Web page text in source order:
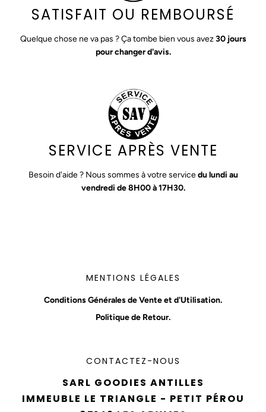
SATISFAIT OU REMBOURSÉ
Quelque chose ne va pas ? Ça tombe bien vous avez30 jours
pour changer d'avis.
SERVICE APRÈS VENTE
Besoin d'aide ? Nous sommes à votre servicedu lundi au
vendredi de 8H00 à 17H30.
MENTIONS LÉGALES
Conditions Générales de Vente et d'Utilisation.
Politique de Retour.
CONTACTEZ-NOUS
SARL GOODIES ANTILLES
IMMEUBLE LE TRIANGLE - PETIT PÉROU